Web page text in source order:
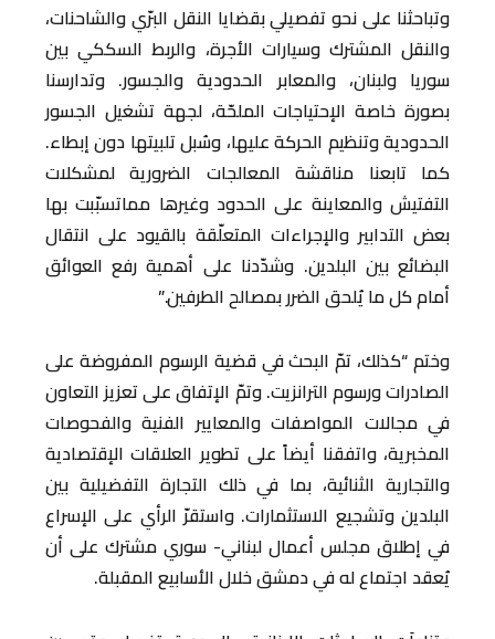
وتباحثنا على نحو تفصيلي بقضايا النقل البرّي والشاحنات،
والنقل المشترك وسيارات الأجرة، والربط السككي بين
سوريا ولبنان، والمعابر الحدودية والجسور. وتدارسنا
بصورة خاصة الإحتياجات الملحّة، لجهة تشغيل الجسور
الحدودية وتنظيم الحركة عليها، وسُبل تلبيتها دون إبطاء.
كما تابعنا مناقشة المعالجات الضرورية لمشكلات
التفتيش والمعاينة على الحدود وغيرها مماتسبّبت بها
بعض التدابير والإجراءات المتعلّقة بالقيود على انتقال
البضائع بين البلدين. وشدّدنا على أهمية رفع العوائق
أمام كل ما يُلحق الضرر بمصالح الطرفين.”
وختم “كذلك، تمّ البحث في قضية الرسوم المفروضة على
الصادرات ورسوم الترانزيت. وتمّ الإتفاق على تعزيز التعاون
في مجالات المواصفات والمعايير الفنية والفحوصات
المخبرية، واتفقنا أيضاً على تطوير العلاقات الإقتصادية
والتجارية الثنائية، بما في ذلك التجارة التفضيلية بين
البلدين وتشجيع الاستثمارات. واستقرّ الرأي على الإسراع
في إطلاق مجلس أعمال لبناني- سوري مشترك على أن
يُعقد اجتماع له في دمشق خلال الأسابيع المقبلة.